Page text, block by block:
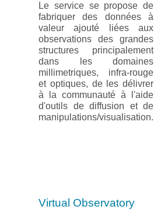
Le service se propose de
fabriquer des données à
valeur ajouté liées aux
observations des grandes
structures principalement
dans les domaines
millimetriques, infra-rouge
et optiques, de les délivrer
à la communauté à l'aide
d'outils de diffusion et de
manipulations/visualisation.
Virtual Observatory